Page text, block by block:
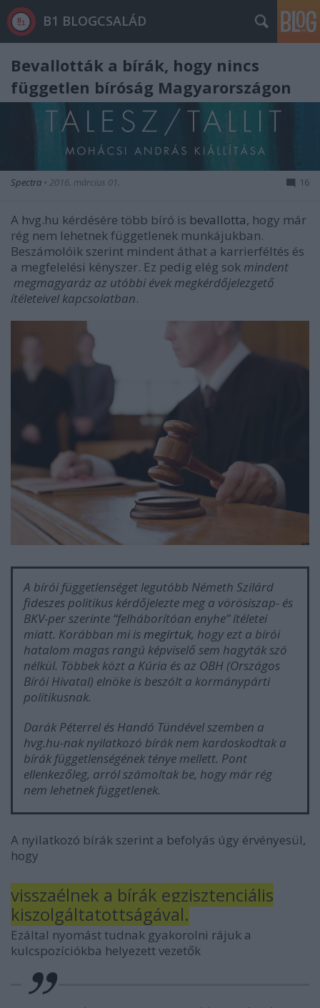
B1 BLOGCSALÁD
Bevallották a bírák, hogy nincs
független bíróság Magyarországon
Spectra • 2016. március 01. 16
A hvg.hu kérdésére több bíró is bevallotta, hogy már
rég nem lehetnek függetlenek munkájukban.
Beszámolóik szerint mindent áthat a karrierféltés és
a megfelelési kényszer. Ez pedig elég sok mindent
megmagyaráz az utóbbi évek megkérdőjelezgető
ítéleteivel kapcsolatban.
A bírói függetlenséget legutóbb Németh Szilárd
fideszes politikus kérdőjelezte meg a vörösiszap- és
BKV-per szerinte “felháborítóan enyhe” ítéletei
miatt. Korábban mi ismegírtuk, hogy ezt a bírói
hatalom magas rangú képviselő sem hagyták szó
nélkül. Többek közt a Kúria és az OBH (Országos
Bírói Hivatal) elnöke is beszólt a kormánypárti
politikusnak.
Darák Péterrel és Handó Tündével szemben a
hvg.hu-nak nyilatkozó bírák nem kardoskodtak a
bírák függetlenségének ténye mellett. Pont
ellenkezőleg, arról számoltak be, hogy már rég
nem lehetnek függetlenek.
A nyilatkozó bírák szerint a befolyás úgy érvényesül,
hogy
visszaélnek a bírák egzisztenciális
kiszolgáltatottságával.
Ezáltal nyomást tudnak gyakorolni rájuk a
kulcspozíciókba helyezett vezetők